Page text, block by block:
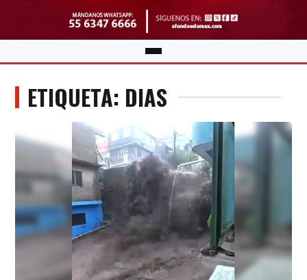
ETIQUETA: DIAS